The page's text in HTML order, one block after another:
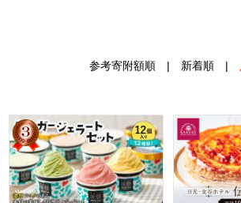
参考寄附額順 | 新着順 |